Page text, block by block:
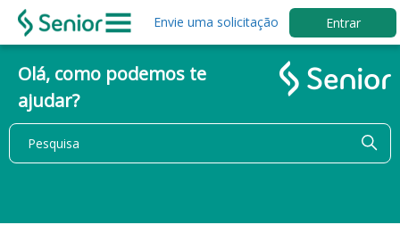
Envie uma solicitação Entrar
Olá, como podemos te
ajudar?